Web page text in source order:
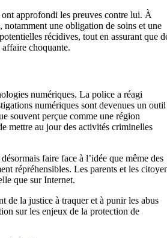
approfondi les preuves contre lui. À
notamment une obligation de soins et une
récidives, tout en assurant que
affaire choquante.
numériques. La police a réagi
numériques sont devenues un outil
souvent perçue comme une région
mettre au jour des activités criminelles
faire face à l’idée que même des
répréhensibles. Les parents et les
que sur Internet.
de la justice à traquer et à punir les abus
sur les enjeux de la protection de